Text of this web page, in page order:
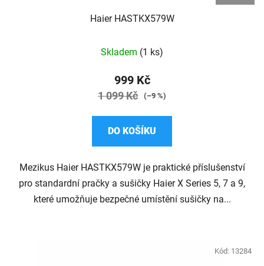
Haier HASTKX579W
Skladem (1 ks)
999 Kč
1 099 Kč (–9 %)
DO KOŠÍKU
Mezikus Haier HASTKX579W je praktické příslušenství
pro standardní pračky a sušičky Haier X Series 5, 7 a 9,
které umožňuje bezpečné umístění sušičky na...
Kód: 13284